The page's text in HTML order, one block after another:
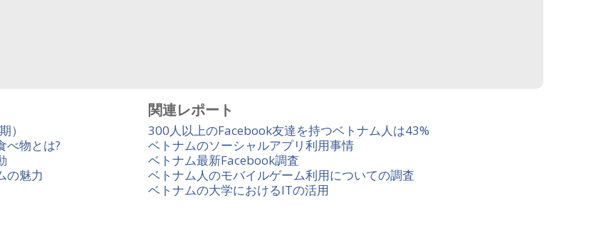
）
べ物とは?
の魅力
関連レポート
300人以上のFacebook友達を持つベトナム人は43%
ベトナムのソーシャルアプリ利用事情
ベトナム最新Facebook調査
ベトナム人のモバイルゲーム利用についての調査
ベトナムの大学におけるITの活用